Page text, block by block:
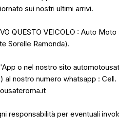
sui nostri ultimi arrivi.
QUESTO VEICOLO : Auto
Sorelle Ramonda).
o nel nostro sito
al nostro numero whatsapp :
responsabilità per eventuali